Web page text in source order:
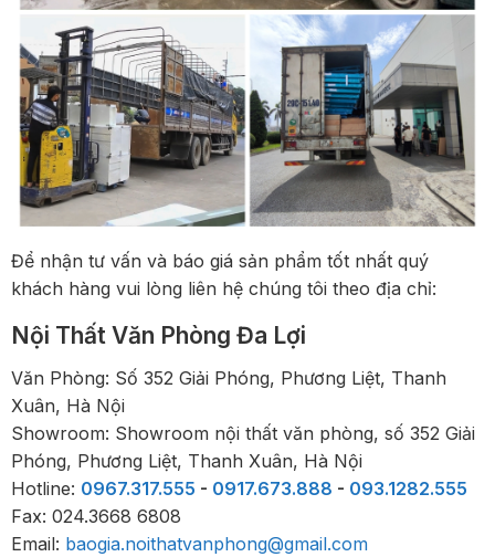
Để nhận tư vấn và báo giá sản phẩm tốt nhất quý
khách hàng vui lòng liên hệ chúng tôi theo địa chỉ:
Nội Thất Văn Phòng Đa Lợi
Văn Phòng: Số 352 Giải Phóng, Phương Liệt, Thanh
Xuân, Hà Nội
Showroom: Showroom nội thất văn phòng, số 352 Giải
Phóng, Phương Liệt, Thanh Xuân, Hà Nội
Hotline: 0967.317.555 - 0917.673.888 - 093.1282.555
Fax: 024.3668 6808
Email: baogia.noithatvanphong@gmail.com